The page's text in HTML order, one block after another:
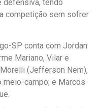
defensiva, tendo
competição sem sofrer
SP conta com Jordan
Mariano, Vilar e
(Jefferson Nem),
meio-campo; e Marcos